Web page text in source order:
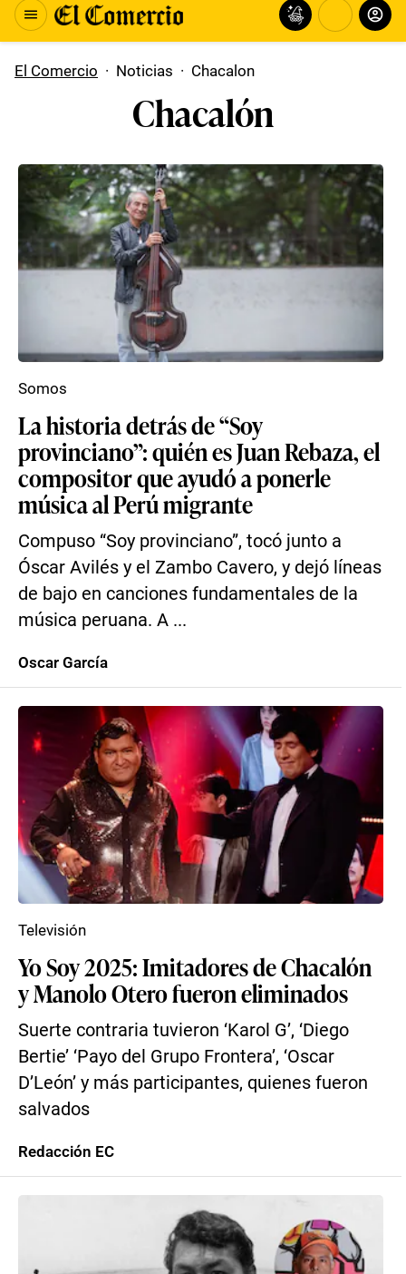
El Comercio · Noticias · Chacalon
Chacalón
La historia detrás de “Soy
provinciano”: quién es Juan Rebaza, el
compositor que ayudó a ponerle
música al Perú migrante
Compuso “Soy provinciano”, tocó junto a
Óscar Avilés y el Zambo Cavero, y dejó líneas
de bajo en canciones fundamentales de la
música peruana. A ...
Somos
Oscar García
Yo Soy 2025: Imitadores de Chacalón
y Manolo Otero fueron eliminados
Suerte contraria tuvieron ‘Karol G’, ‘Diego
Bertie’ ‘Payo del Grupo Frontera’, ‘Oscar
D’León’ y más participantes, quienes fueron
salvados
Televisión
Redacción EC